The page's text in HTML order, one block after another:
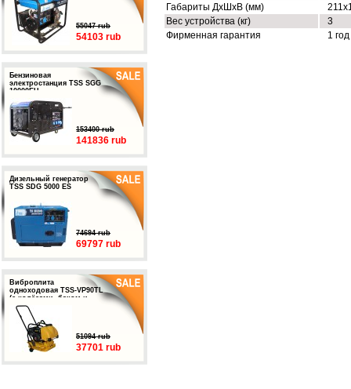
55047 rub
54103 rub
Бензиновая
электростанция TSS SGG
10000EH
153400 rub
141836 rub
Дизельный генератор
TSS SDG 5000 ES
74694 rub
69797 rub
Виброплита
одноходовая TSS-VP90TL
(с колёсами, баком и
подошвой)
51094 rub
37701 rub
Габариты ДхШхВ (мм)
Вес устройства (кг)
3
Фирменная гарантия
1 год